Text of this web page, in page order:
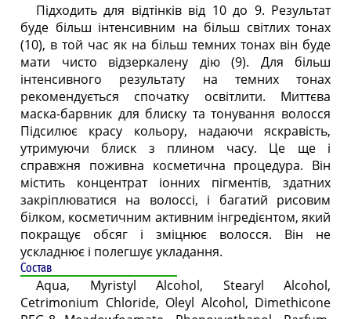
Підходить для відтінків від 10 до 9. Результат
буде більш інтенсивним на більш світлих тонах
(10), в той час як на більш темних тонах він буде
мати чисто відзеркалену дію (9). Для більш
інтенсивного результату на темних тонах
рекомендується спочатку освітлити. Миттєва
маска-барвник для блиску та тонування волосся
Підсилює красу кольору, надаючи яскравість,
утримуючи блиск з плином часу. Це ще і
справжня поживна косметична процедура. Він
містить концентрат іонних пігментів, здатних
закріплюватися на волоссі, і багатий рисовим
білком, косметичним активним інгредієнтом, який
покращує обсяг і зміцнює волосся. Він не
ускладнює і полегшує укладання.
Состав
Aqua, Myristyl Alcohol, Stearyl Alcohol,
Cetrimonium Chloride, Oleyl Alcohol, Dimethicone